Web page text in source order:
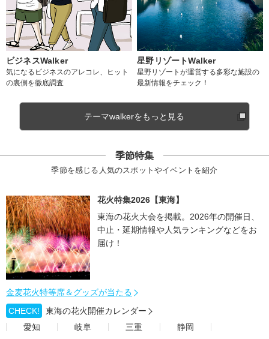
ビジネスWalker
気になるビジネスのアレコレ、ヒット
の裏側を徹底調査
星野リゾートWalker
星野リゾートが運営する多彩な施設の
最新情報をチェック！
テーマwalkerをもっと見る
季節特集
季節を感じる人気のスポットやイベントを紹介
花火特集2026【東海】
東海の花火大会を掲載。2026年の開催日、
中止・延期情報や人気ランキングなどをお
届け！
金麦花火特等席＆グッズが当たる
CHECK!
東海の花火開催カレンダー
愛知
岐阜 三重 静岡